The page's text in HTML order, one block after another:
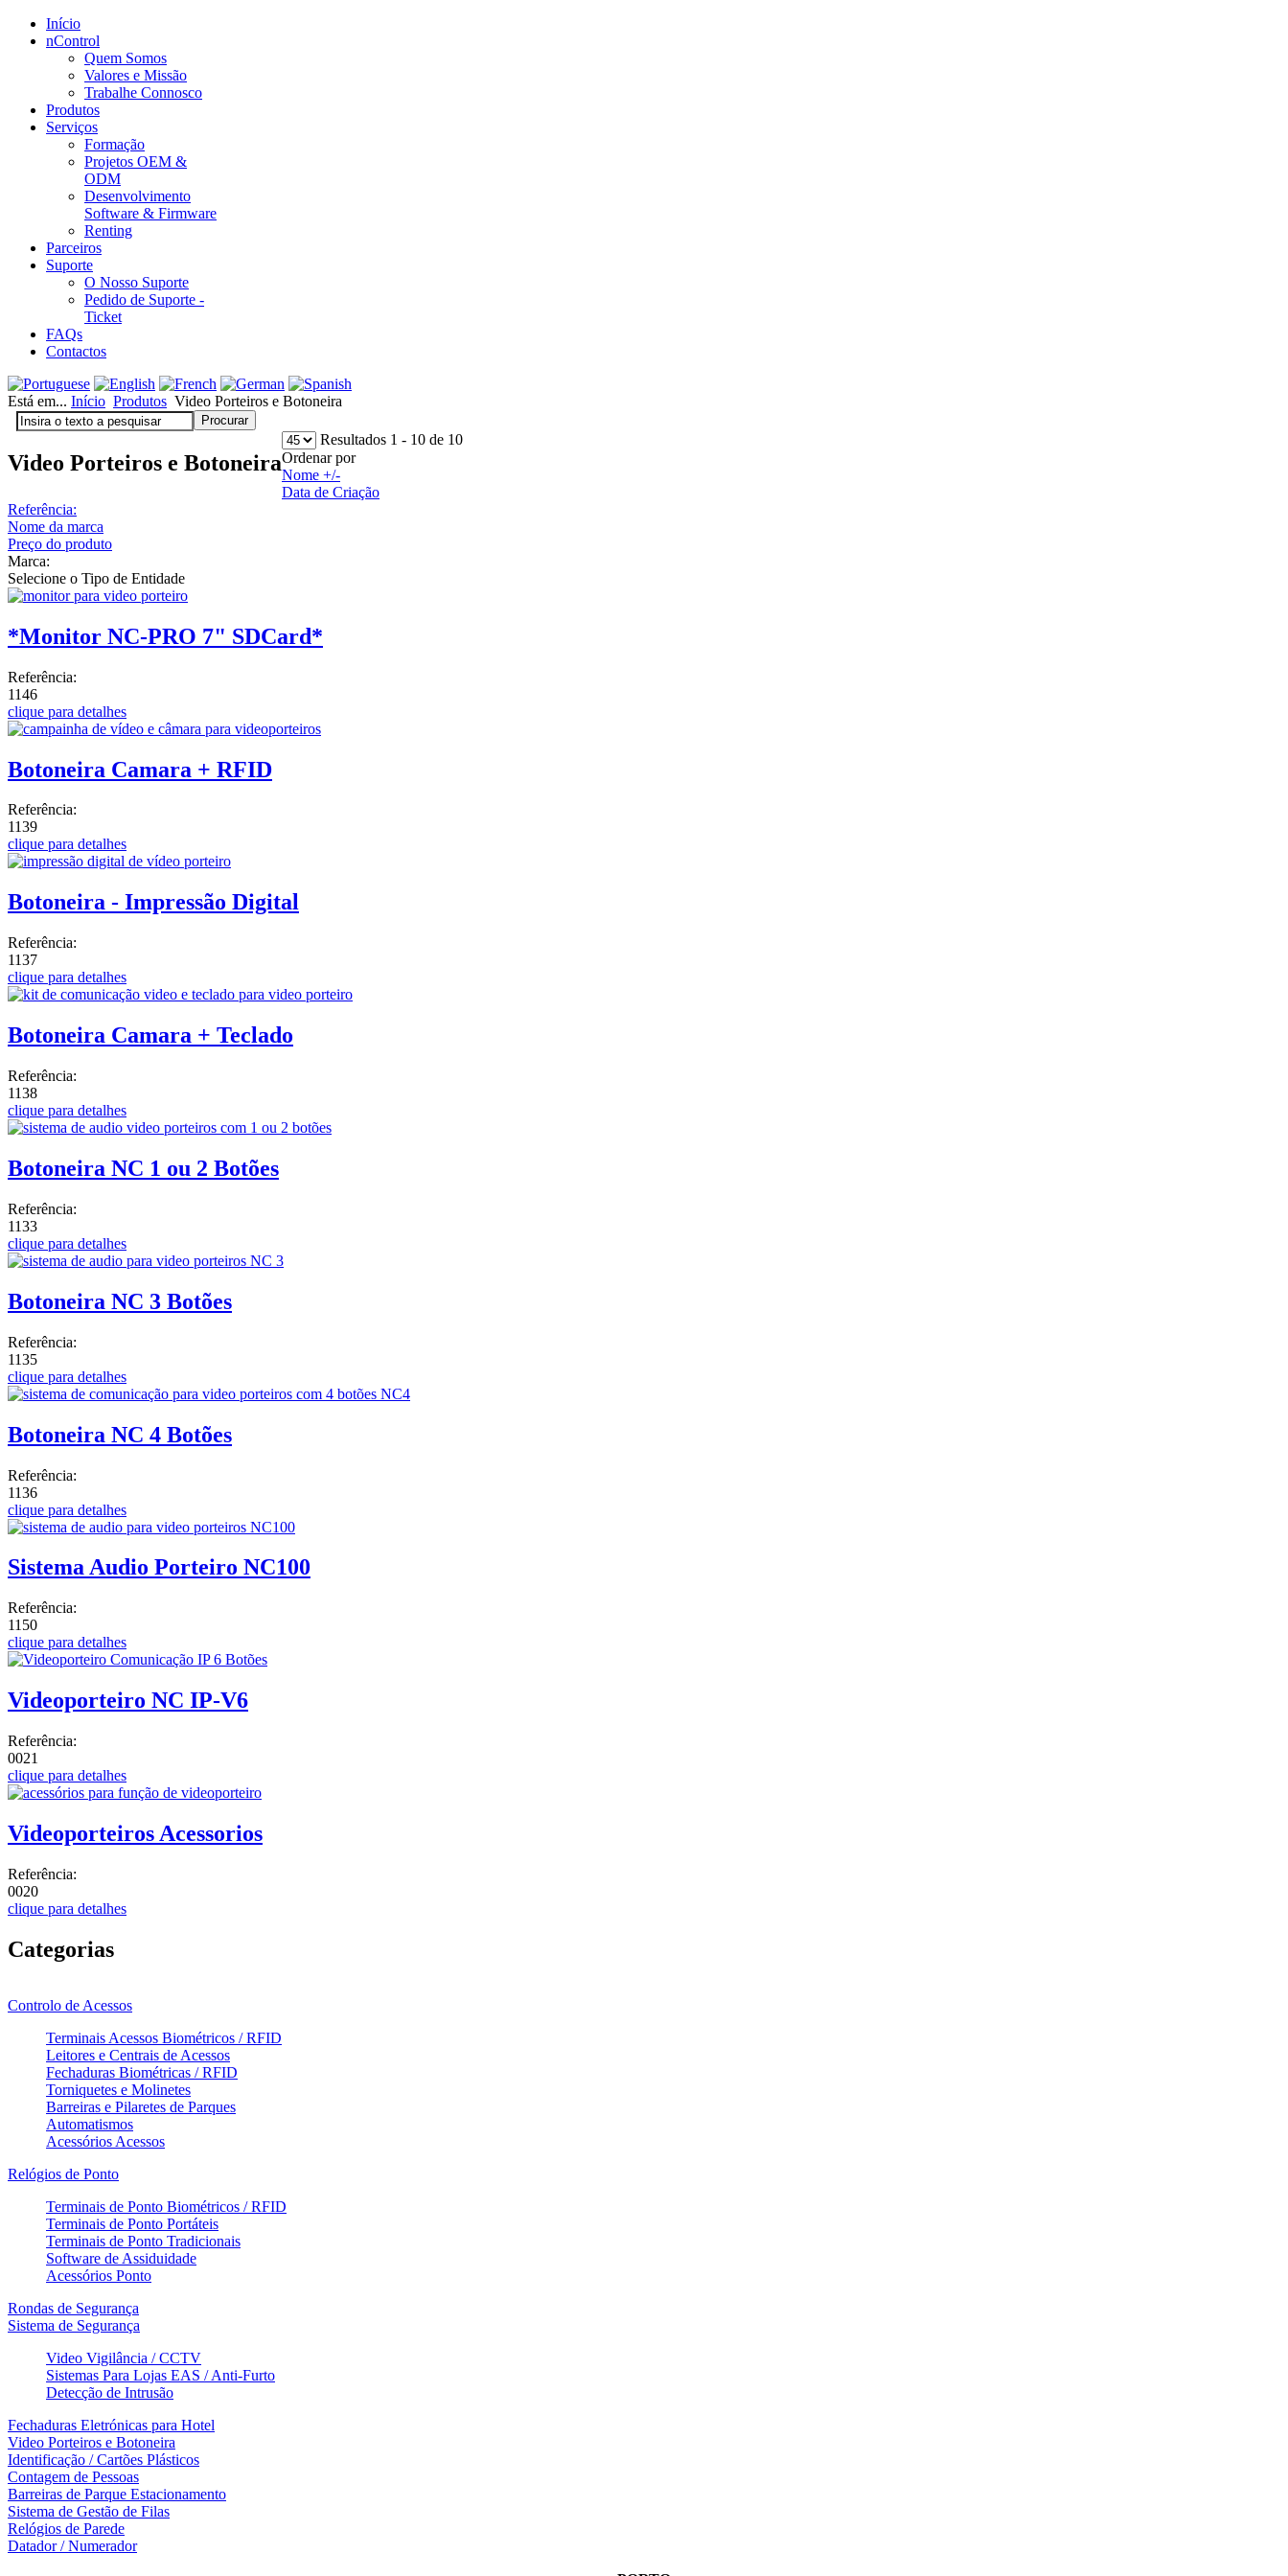
Início
nControl
Quem Somos
Valores e Missão
Trabalhe Connosco
Produtos
Serviços
Formação
Projetos OEM &
ODM
Desenvolvimento
Software & Firmware
Renting
Parceiros
Suporte
O Nosso Suporte
Pedido de Suporte -
Ticket
FAQs
Contactos
Está em... Início Produtos Video Porteiros e Botoneira
Video Porteiros e Botoneira
Resultados 1 - 10 de 10
Ordenar por
Nome +/-
Data de Criação
Referência:
Nome da marca
Preço do produto
Marca:
Selecione o Tipo de Entidade
*Monitor NC-PRO 7" SDCard*
Referência:
1146
clique para detalhes
Botoneira Camara + RFID
Referência:
1139
clique para detalhes
Botoneira - Impressão Digital
Referência:
1137
clique para detalhes
Botoneira Camara + Teclado
Referência:
1138
clique para detalhes
Botoneira NC 1 ou 2 Botões
Referência:
1133
clique para detalhes
Botoneira NC 3 Botões
Referência:
1135
clique para detalhes
Botoneira NC 4 Botões
Referência:
1136
clique para detalhes
Sistema Audio Porteiro NC100
Referência:
1150
clique para detalhes
Videoporteiro NC IP-V6
Referência:
0021
clique para detalhes
Videoporteiros Acessorios
Referência:
0020
clique para detalhes
Categorias
Controlo de Acessos
Terminais Acessos Biométricos / RFID
Leitores e Centrais de Acessos
Fechaduras Biométricas / RFID
Torniquetes e Molinetes
Barreiras e Pilaretes de Parques
Automatismos
Acessórios Acessos
Relógios de Ponto
Terminais de Ponto Biométricos / RFID
Terminais de Ponto Portáteis
Terminais de Ponto Tradicionais
Software de Assiduidade
Acessórios Ponto
Rondas de Segurança
Sistema de Segurança
Video Vigilância / CCTV
Sistemas Para Lojas EAS / Anti-Furto
Detecção de Intrusão
Fechaduras Eletrónicas para Hotel
Video Porteiros e Botoneira
Identificação / Cartões Plásticos
Contagem de Pessoas
Barreiras de Parque Estacionamento
Sistema de Gestão de Filas
Relógios de Parede
Datador / Numerador